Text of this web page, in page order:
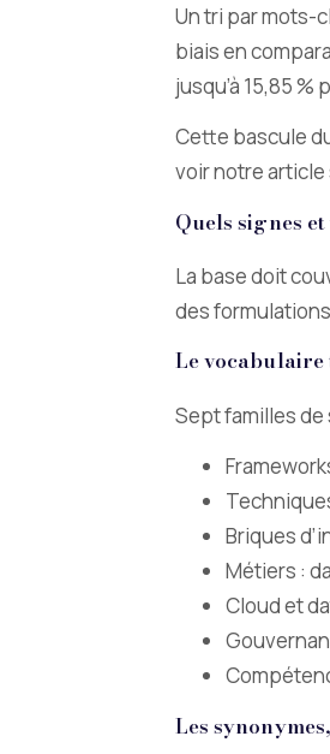
Un tri par mots-
biais en
jusqu’à 15,85
Cette bascule
voir notre article
Quels signes
La base doit
des
Le
Sept familles de
Briques
Métiers :
Cloud et
Les